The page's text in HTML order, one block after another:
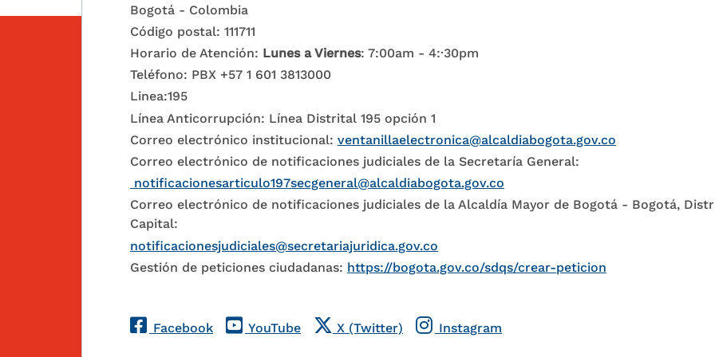
Bogotá - Colombia
Código postal: 111711
Horario de Atención: Lunes a Viernes: 7:00am - 4:·30pm
Teléfono: PBX +57 1 601 3813000
Linea:195
Línea Anticorrupción: Línea Distrital 195 opción 1
Correo electrónico institucional: ventanillaelectronica@alcaldiabogota.gov.co
Correo electrónico de notificaciones judiciales de la Secretaría General:
notificacionesarticulo197secgeneral@alcaldiabogota.gov.co
Correo electrónico de notificaciones judiciales de la Alcaldía Mayor de Bogotá - Bogotá,
Capital:
notificacionesjudiciales@secretariajuridica.gov.co
Gestión de peticiones ciudadanas: https://bogota.gov.co/sdqs/crear-peticion
Redes Sociales
Facebook YouTube X (Twitter) Instagram